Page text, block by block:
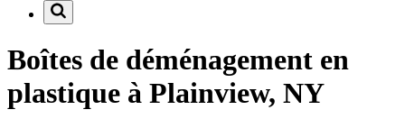
Boîtes de déménagement en
plastique à Plainview, NY